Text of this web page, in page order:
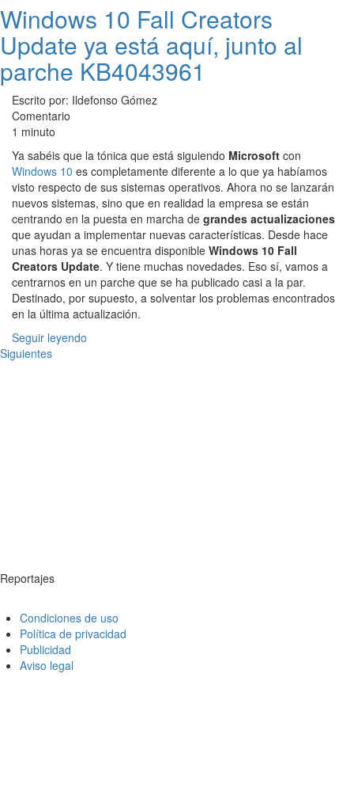
Windows 10 Fall Creators
Update ya está aquí, junto al
parche KB4043961
Escrito por: Ildefonso Gómez
Comentario
1 minuto
Ya sabéis que la tónica que está siguiendo Microsoft con
Windows 10 es completamente diferente a lo que ya habíamos
visto respecto de sus sistemas operativos. Ahora no se lanzarán
nuevos sistemas, sino que en realidad la empresa se están
centrando en la puesta en marcha de grandes actualizaciones
que ayudan a implementar nuevas características. Desde hace
unas horas ya se encuentra disponible Windows 10 Fall
Creators Update. Y tiene muchas novedades. Eso sí, vamos a
centrarnos en un parche que se ha publicado casi a la par.
Destinado, por supuesto, a solventar los problemas encontrados
en la última actualización.
Seguir leyendo
Siguientes
Reportajes
Condiciones de uso
Política de privacidad
Publicidad
Aviso legal